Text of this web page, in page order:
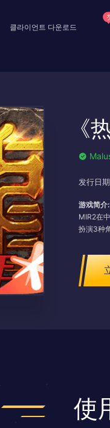
클라이언트 다운로드
《
发行日
游戏简介:
MIR2在
扮演3种
他们有
使